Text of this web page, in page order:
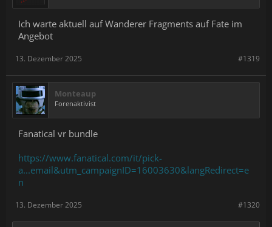
Ich warte aktuell auf Wanderer Fragments auf Fate im
Angebot
#1319
13. Dezember 2025
Monteaup
Forenaktivist
Fanatical vr bundle
https://www.fanatical.com/it/pick-
a...email&utm_campaignID=16003630&langRedirect=e
n
#1320
13. Dezember 2025